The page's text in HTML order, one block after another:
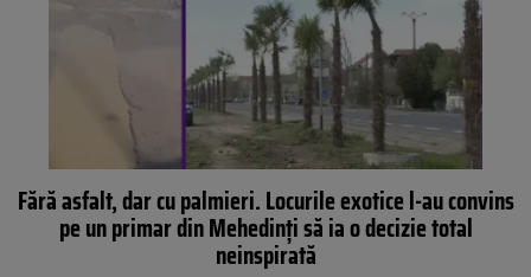
Fără asfalt, dar cu palmieri. Locurile exotice l-au convins
pe un primar din Mehedinți să ia o decizie total
neinspirată